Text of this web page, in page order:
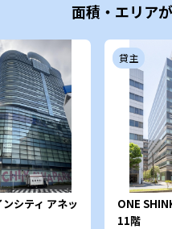
面積・エリア
シティ アネッ
貸主
ONE
11階